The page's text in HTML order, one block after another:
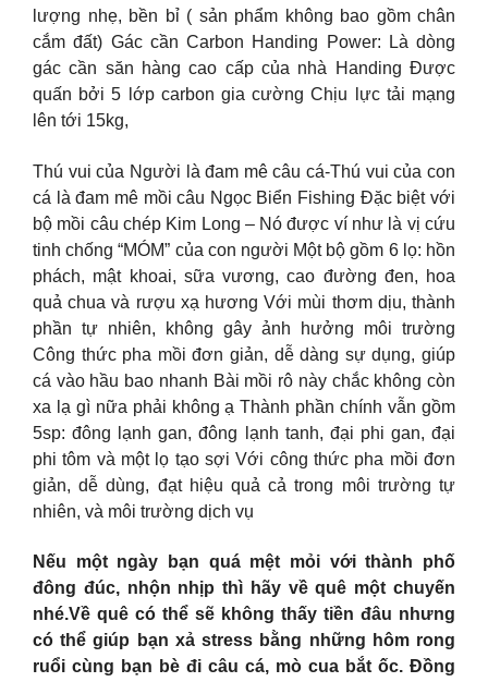
lượng nhẹ, bền bỉ ( sản phẩm không bao gồm chân
cắm đất) Gác cần Carbon Handing Power: Là dòng
gác cần săn hàng cao cấp của nhà Handing Được
quấn bởi 5 lớp carbon gia cường Chịu lực tải mạng
lên tới 15kg,
Thú vui của Người là đam mê câu cá-Thú vui của con
cá là đam mê mồi câu Ngọc Biển Fishing Đặc biệt với
bộ mồi câu chép Kim Long – Nó được ví như là vị cứu
tinh chống “MÓM” của con người Một bộ gồm 6 lọ: hồn
phách, mật khoai, sữa vương, cao đường đen, hoa
quả chua và rượu xạ hương Với mùi thơm dịu, thành
phần tự nhiên, không gây ảnh hưởng môi trường
Công thức pha mồi đơn giản, dễ dàng sự dụng, giúp
cá vào hầu bao nhanh Bài mồi rô này chắc không còn
xa lạ gì nữa phải không ạ Thành phần chính vẫn gồm
5sp: đông lạnh gan, đông lạnh tanh, đại phi gan, đại
phi tôm và một lọ tạo sợi Với công thức pha mồi đơn
giản, dễ dùng, đạt hiệu quả cả trong môi trường tự
nhiên, và môi trường dịch vụ
Nếu một ngày bạn quá mệt mỏi với thành phố
đông đúc, nhộn nhịp thì hãy về quê một chuyến
nhé.Về quê có thể sẽ không thấy tiền đâu nhưng
có thể giúp bạn xả stress bằng những hôm rong
ruổi cùng bạn bè đi câu cá, mò cua bắt ốc. Đồng